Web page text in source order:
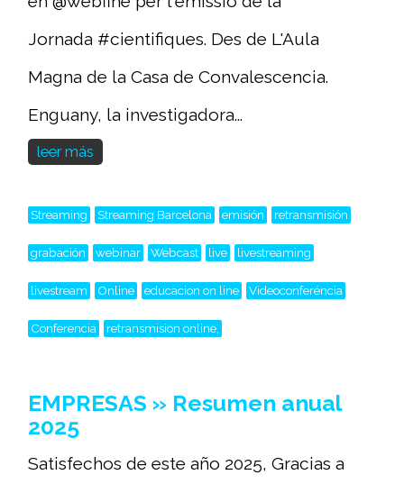
Jornada #cientifiques. Des de L'Aula
Magna de la Casa de Convalescencia.
Enguany, la investigadora...
leer más
Streaming Streaming Barcelona emisión retransmisión
grabación webinar Webcast live livestreaming
livestream Online educacion on line Videoconferéncia
Conferencia retransmision online,
EMPRESAS » Resumen anual
2025
Satisfechos de este año 2025, Gracias a